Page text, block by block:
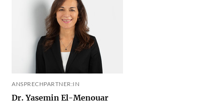
ANSPRECHPARTNER:IN
Dr. Yasemin El-Menouar